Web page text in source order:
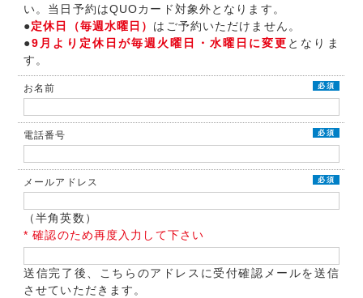
い。当日予約はQUOカード対象外となります。
●定休日（毎週水曜日） はご予約いただけません。
●9月より定休日が毎週火曜日・水曜日に変更 となりま
す。
お名前 必須
電話番号 必須
メールアドレス 必須
（半角英数）
* 確認のため再度入力して下さい
送信完了後、こちらのアドレスに受付確認メールを送信
させていただきます。